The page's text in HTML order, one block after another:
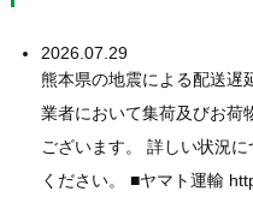
2026.07.29
熊本県の地震による配送
業者において集荷及びお荷
ございます。 詳しい状況
ください。 ■ヤマト運輸